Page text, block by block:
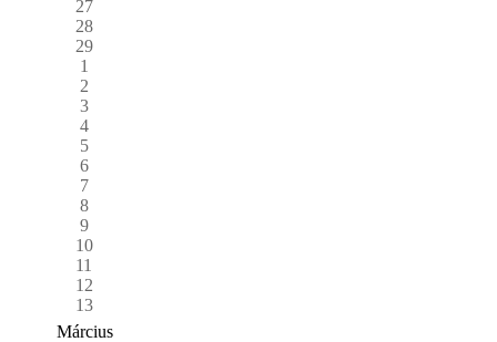
27
28
29
1
2
3
4
5
6
7
8
9
10
11
12
13
Március